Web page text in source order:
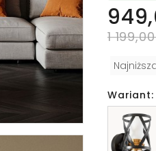
1
Wariant: